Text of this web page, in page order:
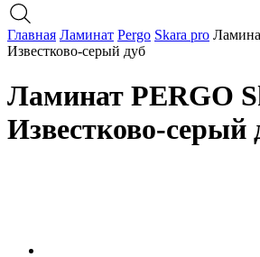
Главная Ламинат Pergo Skara pro
Известково-серый дуб
Ламинат PERGO
Известково-серый